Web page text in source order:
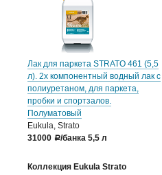
Лак для паркета STRATO 461 (5,5
л). 2х компонентный водный лак с
полиуретаном, для паркета,
пробки и спортзалов.
Полуматовый
Eukula, Strato
31000
a/банка 5,5 л
Коллекция Eukula Strato